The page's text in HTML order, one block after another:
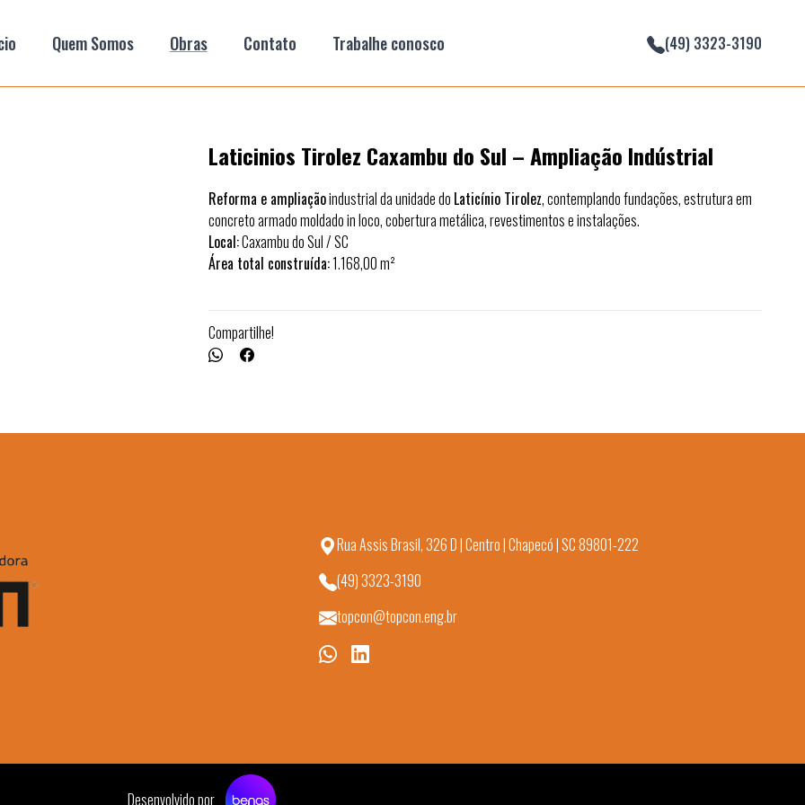
Quem Somos Obras Contato Trabalhe conosco (49) 3323-3190
Laticinios Tirolez Caxambu do Sul – Ampliação Indústrial
Reforma e ampliaçãoindustrial da unidade do Laticínio Tirolez, contemplando fundações, estrutura em
concreto armado moldadoin loco, cobertura metálica, revestimentos e instalações.
Local:Caxambu do Sul / SC
Área total construída:1.168,00 m²
Compartilhe!
Rua Assis Brasil, 326 D | Centro | Chapecó | SC 89801-222
(49) 3323-3190
topcon@topcon.eng.br
Desenvolvido por